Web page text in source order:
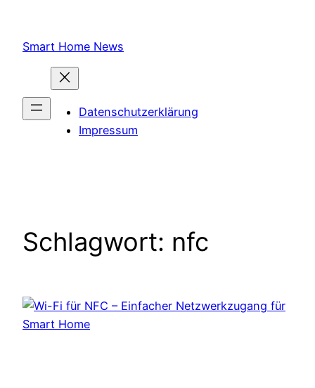
springen
Smart Home News
Datenschutzerklärung
Impressum
Schlagwort: nfc